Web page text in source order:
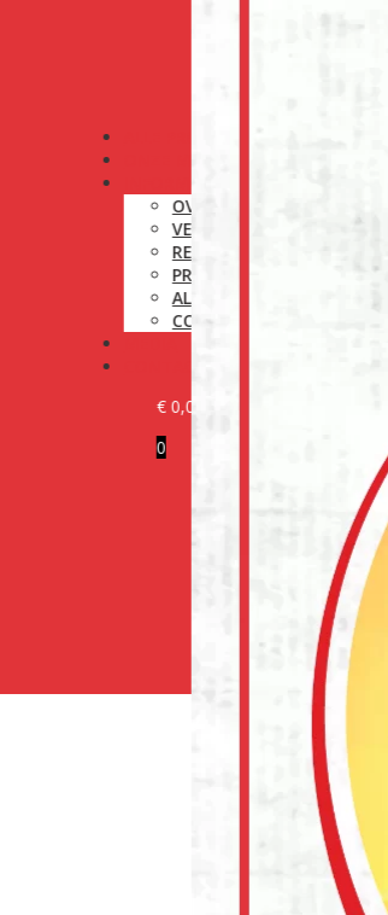
ALLE PRODUCTEN
OVER ONS
VERZENDINGSBELEID
RETOURNERINGSBELEID
PRIVACYBELEID
ALGEMENE VOORWAARDEN
COOKIEBELEID (EU)
€ 0,00
0
KLANT WORDEN
LOG IN